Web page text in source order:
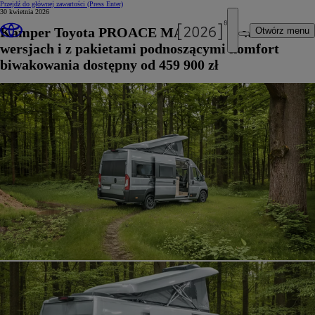
Przejdź do głównej zawartości (Press Enter)
Otwórz menu
30 kwietnia 2026
Kamper Toyota PROACE MAX Tanuki w dwóch
wersjach i z pakietami podnoszącymi komfort
biwakowania dostępny od 459 900 zł